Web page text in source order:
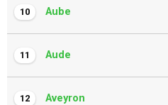
10 Aube
11 Aude
12 Aveyron